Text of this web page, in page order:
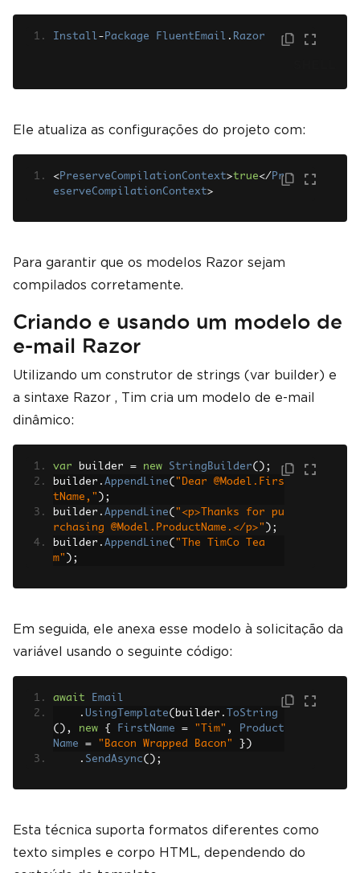
Install- Package FluentEmail . Razor
Ele atualiza as configurações do projeto com:
<PreserveCompilationContext>true</ Pr
eserveCompilationContext>
Para garantir que os modelos Razor sejam
compilados corretamente.
Criando e usando um modelo de
e-mail Razor
Utilizando um construtor de strings (var builder) e
a sintaxe Razor , Tim cria um modelo de e-mail
dinâmico:
var builder = new StringBuilder();
builder . AppendLine( "Dear @Model.Firs
tName," );
builder . AppendLine( "<p>Thanks for pu
rchasing @Model.ProductName.</p>" );
builder . AppendLine( "The TimCo Tea
m" );
Em seguida, ele anexa esse modelo à solicitação da
variável usando o seguinte código:
await
Email
. UsingTemplate( builder .
ToString
(),
new { FirstName = "Tim" ,
Product
Name
= "Bacon Wrapped Bacon"
})
. SendAsync();
Esta técnica suporta formatos diferentes como
texto simples e corpo HTML, dependendo do